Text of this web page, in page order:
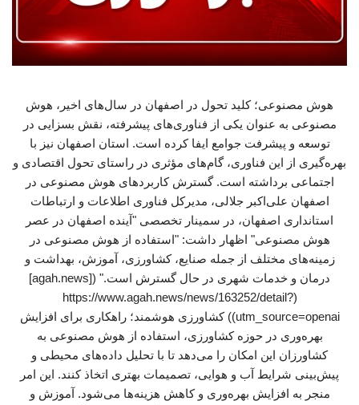
هوش مصنوعی؛ کلید تحول در اصفهان در سال‌های اخیر، هوش
مصنوعی به عنوان یکی از فناوری‌های پیشرفته، نقش بسزایی در
توسعه و پیشرفت جوامع ایفا کرده است. استان اصفهان نیز با
بهره‌گیری از این فناوری، گام‌های مؤثری در راستای تحول اقتصادی و
اجتماعی برداشته است. گسترش کاربردهای هوش مصنوعی در
اصفهان علی‌اکبر جلالی، مدیرکل فناوری اطلاعات و ارتباطات
استانداری اصفهان، در سمینار تخصصی "آینده اصفهان در عصر
هوش مصنوعی" اظهار داشت: "استفاده از هوش مصنوعی در
زمینه‌های مختلف از جمله صنایع، کشاورزی، آموزش، بهداشت و
درمان و خدمات شهری در حال گسترش است." ([agah.news]
(https://www.agah.news/news/163252/detail?
utm_source=openai)) کشاورزی هوشمند؛ راهکاری برای افزایش
بهره‌وری در حوزه کشاورزی، استفاده از هوش مصنوعی به
کشاورزان این امکان را می‌دهد تا با تحلیل داده‌های محیطی و
پیش‌بینی شرایط آب و هوایی، تصمیمات بهتری اتخاذ کنند. این امر
منجر به افزایش بهره‌وری و کاهش هزینه‌ها می‌شود. آموزش و